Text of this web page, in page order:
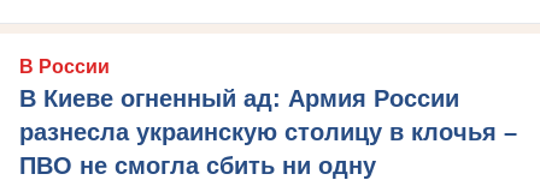
В России
В Киеве огненный ад: Армия России
разнесла украинскую столицу в клочья –
ПВО не смогла сбить ни одну